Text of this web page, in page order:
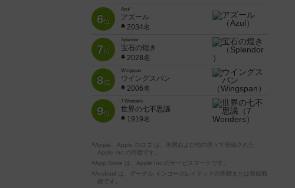
6位
Azul
アズール
2034名
7位
Splendor
宝石の煌き
2028名
8位
Wingspan
ウイングスパン
2006名
9位
7 Wonders
世界の七不思議
1919名
※Apple、Apple のロゴ は、米国および他の国々で登録された
Apple Inc.の商標です。
※App Store は、Apple Inc.のサービスマークです。
※Android は、グーグル インコーポレイテッドの商標または登録商
標です。